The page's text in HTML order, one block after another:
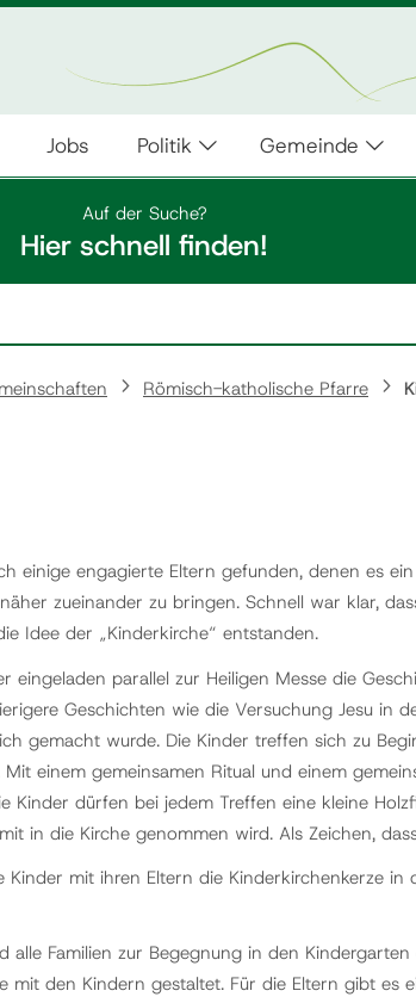
Jobs Politik Gemeinde
Auf der Suche?
Hier schnell finden!
Römisch-katholische Pfarre
einige engagierte Eltern gefunden, denen es
zueinander zu bringen. Schnell war klar,
Idee der „Kinderkirche“ entstanden.
eingeladen parallel zur Heiligen Messe die
Geschichten wie die Versuchung Jesu in
gemacht wurde. Die Kinder treffen sich zu
einem gemeinsamen Ritual und einem
Kinder dürfen bei jedem Treffen eine kleine
in die Kirche genommen wird. Als Zeichen,
Kinder mit ihren Eltern die Kinderkirchenkerze
alle Familien zur Begegnung in den
mit den Kindern gestaltet. Für die Eltern gibt es